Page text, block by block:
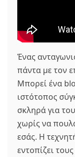
Ένας
πάντα με τον
Μπορεί ένα
ιστότοπος
σκληρά για
χωρίς να
εσάς. Η
εντοπίζει